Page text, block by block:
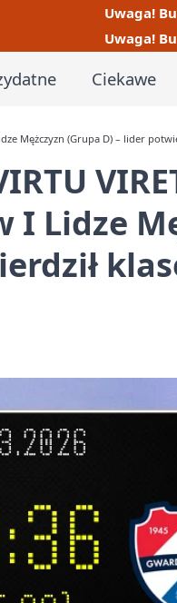
Uwaga!
Uwaga!
Ciekawe
Mężczyzn (Grupa D) – lider
I Lidze